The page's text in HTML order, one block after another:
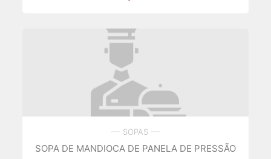
SOPAS
SOPA DE MANDIOCA DE PANELA DE PRESSÃO